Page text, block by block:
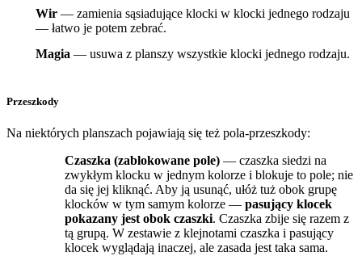
Wir — zamienia sąsiadujące klocki w klocki jednego rodzaju
— łatwo je potem zebrać.
Magia — usuwa z planszy wszystkie klocki jednego rodzaju.
Przeszkody
Na niektórych planszach pojawiają się też pola-przeszkody:
Czaszka (zablokowane pole) — czaszka siedzi na
zwykłym klocku w jednym kolorze i blokuje to pole; nie
da się jej kliknąć. Aby ją usunąć, ułóż tuż obok grupę
klocków w tym samym kolorze — pasujący klocek
pokazany jest obok czaszki. Czaszka zbije się razem z
tą grupą. W zestawie z klejnotami czaszka i pasujący
klocek wyglądają inaczej, ale zasada jest taka sama.